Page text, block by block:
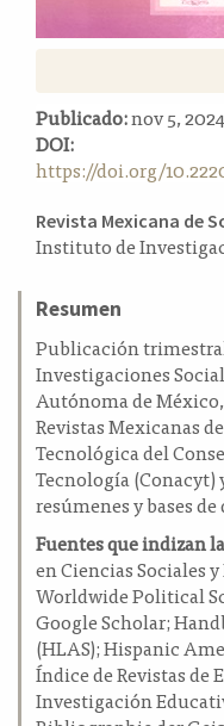
a
a
r
r
l
a
e
a
l
Publicado:nov 5, 2024
DOI:
https://doi.org/
Contenido
principal
artículo
Revista Mexicana de
Instituto de
Resumen
Publicación
Investigaciones
Autónoma de
Revistas Mexicanas
Tecnológica del
Tecnología (Conacyt)
resúmenes y bases de
Fuentes que indizan
en Ciencias Sociales
Worldwide Political
Google Scholar;
(HLAS); Hispanic
Índice de Revistas de
Investigación